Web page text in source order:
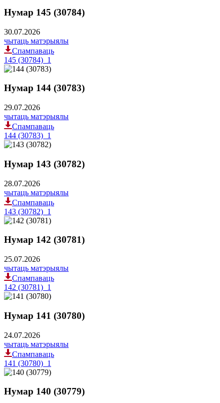
Нумар 145 (30784)
30.07.2026
чытаць матэрыялы
Спампаваць
145 (30784)_1
Нумар 144 (30783)
29.07.2026
чытаць матэрыялы
Спампаваць
144 (30783)_1
Нумар 143 (30782)
28.07.2026
чытаць матэрыялы
Спампаваць
143 (30782)_1
Нумар 142 (30781)
25.07.2026
чытаць матэрыялы
Спампаваць
142 (30781)_1
Нумар 141 (30780)
24.07.2026
чытаць матэрыялы
Спампаваць
141 (30780)_1
Нумар 140 (30779)